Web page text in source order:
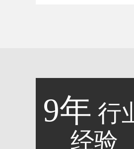
9年 行
经验